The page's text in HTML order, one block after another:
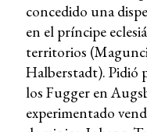
concedido una
en el príncipe
territorios
Halberstadt). Pidió
los Fugger en
experimentado